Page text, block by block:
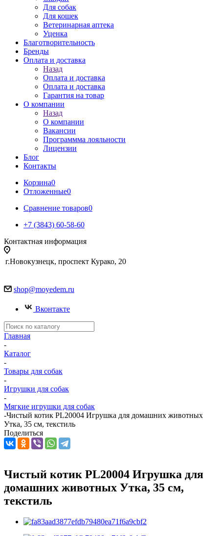
Для собак
Для кошек
Ветеринарная аптека
Уценка
Благотворительность
Бренды
Оплата и доставка
Назад
Оплата и доставка
Оплата и доставка
Гарантия на товар
О компании
Назад
О компании
Вакансии
Программма лояльности
Лицензии
Блог
Контакты
Корзина0
Отложенные0
Сравнение товаров0
+7 (3843) 60-58-60
Контактная информация
г.Новокузнецк, проспект Курако, 20
shop@moyedem.ru
Вконтакте
Главная
-
Каталог
-
Товары для собак
-
Игрушки для собак
-
Мягкие игрушки для собак
-Чистый котик PL20004 Игрушка для домашних животных
Утка, 35 см, текстиль
Поделиться
Чистый котик PL20004 Игрушка для
домашних животных Утка, 35 см,
текстиль